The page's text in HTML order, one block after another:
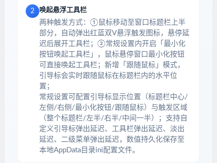
2 唤起悬浮工具栏
两种触发方式：①鼠标移动至窗口标题栏上半
部分，自动弹出红蓝双V悬浮触发图标，悬停延
迟后展开工具栏；②常规设置内开启「最小化
按钮唤起工具栏」，鼠标悬停窗口最小化按钮
可直接唤起工具栏；新增「跟随鼠标」模式，
引导标会实时跟随鼠标在标题栏内的水平位
置；
常规设置可配置引导标显示位置（标题栏中心/
左侧/右侧/最小化按钮/跟随鼠标）与触发区域
（整个标题栏/左半/右半/中间一半）；支持自
定义引导标弹出延迟、工具栏弹出延迟、淡出
延迟、二级菜单弹出延迟，数值持久化保存至
本地AppData目录ini配置文件。